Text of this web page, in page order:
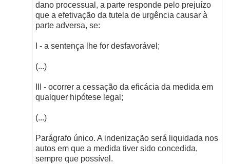
dano processual, a parte responde pelo prejuízo
que a efetivação da tutela de urgência causar à
parte adversa, se:
I - a sentença lhe for desfavorável;
(...)
III - ocorrer a cessação da eficácia da medida em
qualquer hipótese legal;
(...)
Parágrafo único. A indenização será liquidada nos
autos em que a medida tiver sido concedida,
sempre que possível.